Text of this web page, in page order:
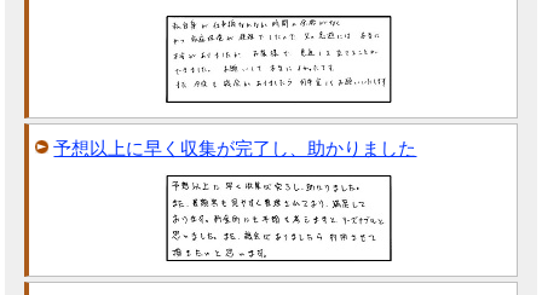
予想以上に早く収集が完了し、助かりました